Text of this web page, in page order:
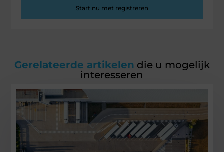
Start nu met registreren
Gerelateerde artikelen die u mogelijk
interesseren